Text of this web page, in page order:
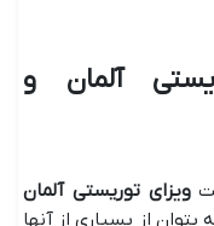
آلمان و
ویزای توریستی آلمان
از بسیاری از آنها